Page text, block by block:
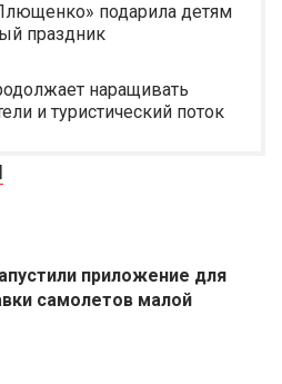
подарила детям
праздник
наращивать
и туристический поток
приложение для
самолетов малой